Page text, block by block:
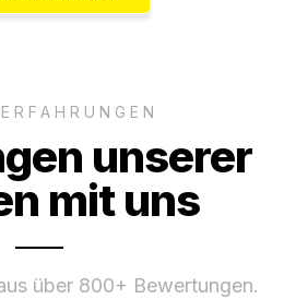
unserer
mit uns
über 800+ Bewertungen.